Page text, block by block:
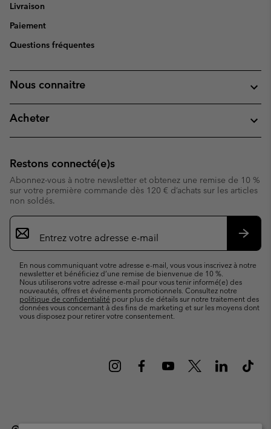
Livraison
Paiement
Questions fréquentes
Nous connaitre
Acheter
Restons connecté(e)s
Abonnez-vous à notre newsletter et obtenez une remise de 10 %
sur votre première commande dès 120 € d’achats sur les articles
non soldés.
Inscription
par
e-
En nous communiquant votre adresse e-mail, vous vous inscrivez à notre
newsletter et bénéficiez d’une remise de bienvenue de 10 %.
Nous utiliserons votre adresse e-mail pour vous tenir informé(e) des
nouveautés, offres et événements promotionnels. Consultez notre
politique de confidentialité pour plus de détails sur notre traitement des
données vous concernant à des fins de marketing et sur les moyens dont
vous disposez pour retirer votre consentement.